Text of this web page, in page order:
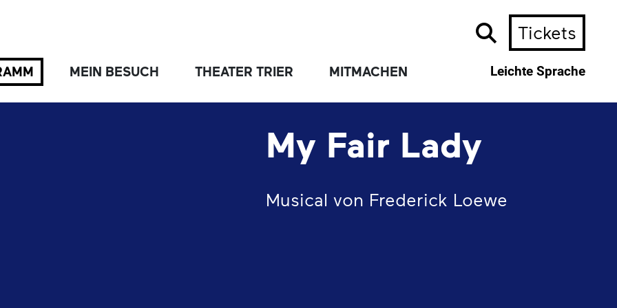
MEIN BESUCH THEATER TRIER MITMACHEN
Tickets
Leichte Sprache
My Fair Lady
Musical von Frederick Loewe